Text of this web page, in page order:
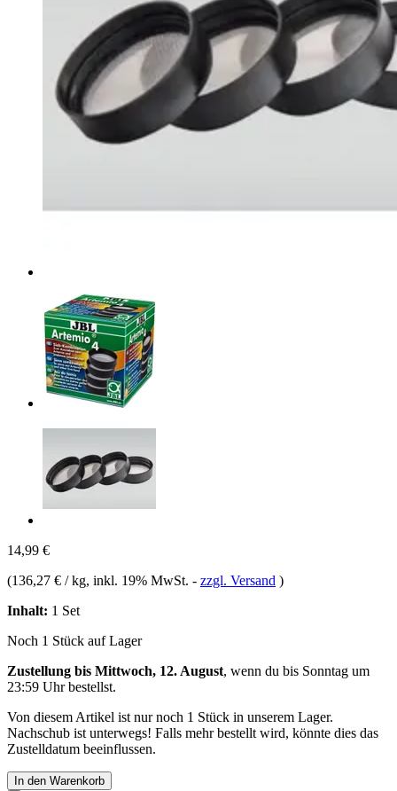
14,99 €
(136,27 € / kg, inkl. 19% MwSt. - zzgl. Versand )
Inhalt: 1 Set
Noch 1 Stück auf Lager
Zustellung bis Mittwoch, 12. August, wenn du bis Sonntag um
23:59 Uhrbestellst.
Von diesem Artikel ist nur noch 1 Stück in unserem Lager.
Nachschub ist unterwegs! Falls mehr bestellt wird, könnte dies das
Zustelldatum beeinflussen.
In den Warenkorb